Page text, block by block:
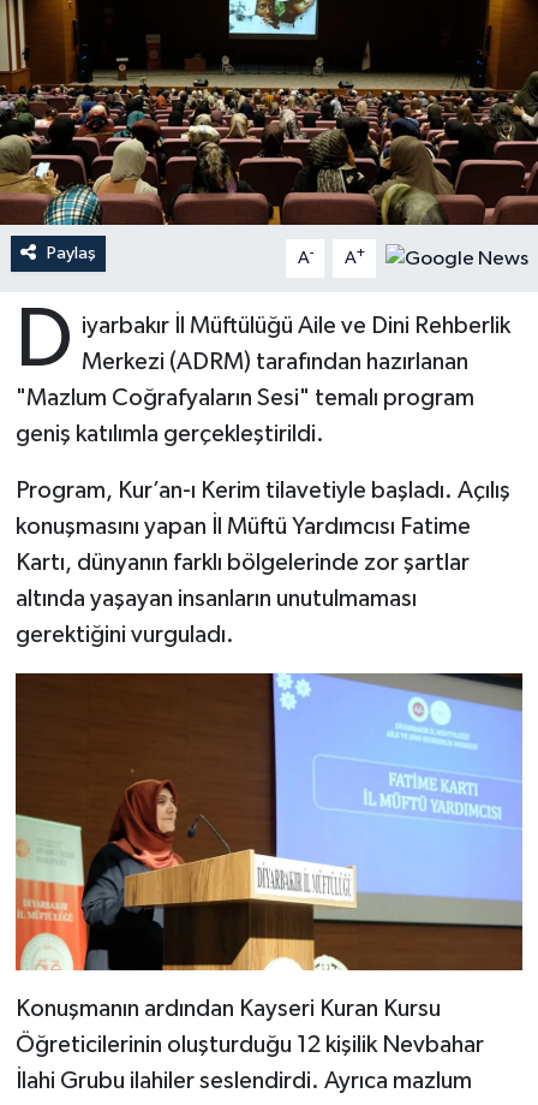
Paylaş A- A+
D iyarbakır İl Müftülüğü Aile ve Dini Rehberlik
Merkezi (ADRM) tarafından hazırlanan
"Mazlum Coğrafyaların Sesi" temalı program
geniş katılımla gerçekleştirildi.
Program, Kur’an-ı Kerim tilavetiyle başladı. Açılış
konuşmasını yapan İl Müftü Yardımcısı Fatime
Kartı, dünyanın farklı bölgelerinde zor şartlar
altında yaşayan insanların unutulmaması
gerektiğini vurguladı.
Konuşmanın ardından Kayseri Kuran Kursu
Öğreticilerinin oluşturduğu 12 kişilik Nevbahar
İlahi Grubu ilahiler seslendirdi. Ayrıca mazlum
Ardahan Müftülüğü
Artvin Müftülüğü
Aydın Müftülüğü
Balıkesir Müftülüğü
Batman Müftülüğü
Bayburt Müftülüğü
Bingöl Müftülüğü
Bitlis Müftülüğü
Bursa Müftülüğü
Çanakkale Müftülüğü
Çankırı Müftülüğü
Çorum Müftülüğü
Denizli Müftülüğü
Diyarbakır Müftülüğü
Kudüs
Kurban
Mukabele
Peygamberimizin Hayatı
Sahabeler
Zekat
Hutbeler
DİYANET AKADEMİ
DİYANET GENÇLİK
DİYANET RADYO/TV
Dünya
Eğitim
Aile
Sağlık
Duyurular
Podcast
Bilim, Teknoloji
Biyografiler
Diyanet TV
İhtida Haberleri